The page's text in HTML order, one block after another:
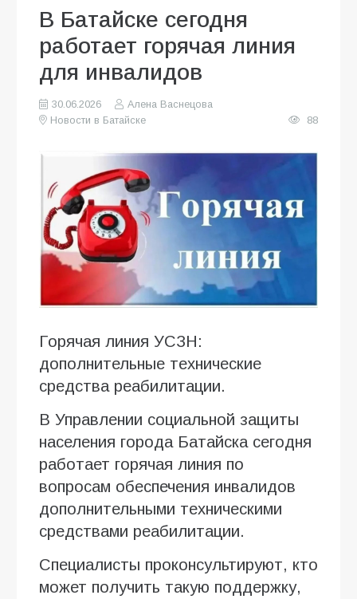
В Батайске сегодня
работает горячая линия
для инвалидов
30.06.2026
Алена Васнецова
Новости в Батайске
88
Горячая линия УСЗН:
дополнительные технические
средства реабилитации.
В Управлении социальной защиты
населения города Батайска сегодня
работает горячая линия по
вопросам обеспечения инвалидов
дополнительными техническими
средствами реабилитации.
Специалисты проконсультируют, кто
может получить такую поддержку,